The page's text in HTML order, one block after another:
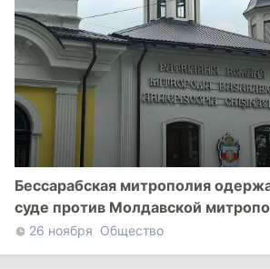
Бессарабская митрополия
суде против Молдавской
26 ноября Общество